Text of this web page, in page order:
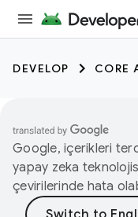
DEVELOP CORE
Google, içerikleri
yapay zeka
çevirilerinde hata